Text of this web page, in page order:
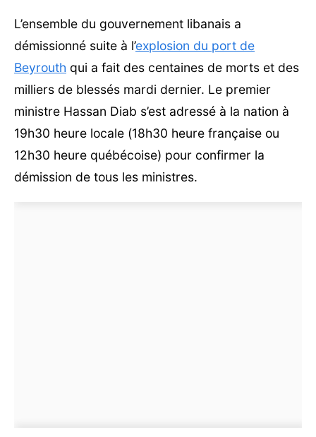
L’ensemble du gouvernement libanais a
démissionné suite à l’explosion du port de
Beyrouth qui a fait des centaines de morts et des
milliers de blessés mardi dernier. Le premier
ministre Hassan Diab s’est adressé à la nation à
19h30 heure locale (18h30 heure française ou
12h30 heure québécoise) pour confirmer la
démission de tous les ministres.